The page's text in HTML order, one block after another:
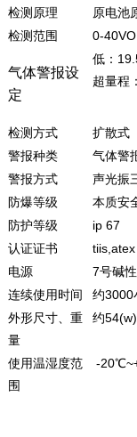
检测原理
原电池
检测范围
0-
气体警报设
定
低：
超量程
检测方式
扩散式
警报种类
气体警
警报方式
声光振
防爆等级
本质安
防护等级
ip 67
认证证书
电源
7号碱
连续使用时间
约3000
外形尺寸、重
量
约
使用温湿度范
围
-